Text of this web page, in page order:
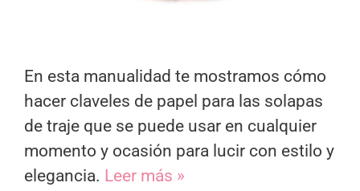
En esta manualidad te mostramos cómo
hacer claveles de papel para las solapas
de traje que se puede usar en cualquier
momento y ocasión para lucir con estilo y
elegancia. Leer más »